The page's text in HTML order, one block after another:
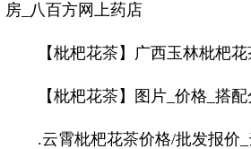
房_八百方网上药店
【枇杷花茶】广西玉林枇杷花
【枇杷花茶】图片_价格_搭
.云霄枇杷花茶价格/批发报价